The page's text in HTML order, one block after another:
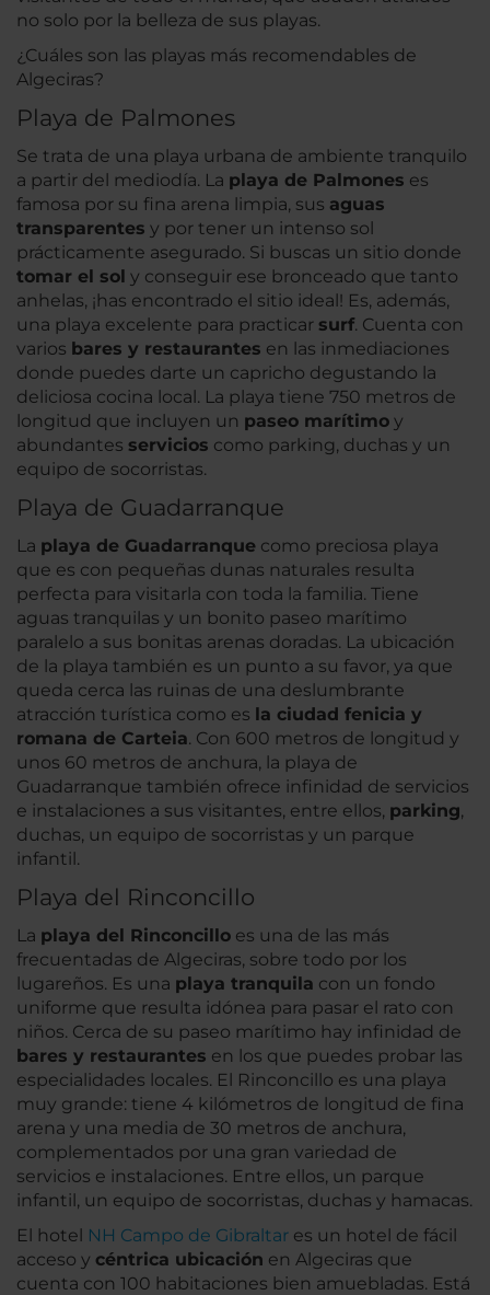
no solo por la belleza de sus playas.
¿Cuáles son las playas más recomendables de
Algeciras?
Playa de Palmones
Se trata de una playa urbana de ambiente tranquilo
a partir del mediodía. La playa de Palmones es
famosa por su fina arena limpia, sus aguas
transparentes y por tener un intenso sol
prácticamente asegurado. Si buscas un sitio donde
tomar el sol y conseguir ese bronceado que tanto
anhelas, ¡has encontrado el sitio ideal! Es, además,
una playa excelente para practicar surf. Cuenta con
varios bares y restaurantes en las inmediaciones
donde puedes darte un capricho degustando la
deliciosa cocina local. La playa tiene 750 metros de
longitud que incluyen un paseo marítimo y
abundantes servicios como parking, duchas y un
equipo de socorristas.
Playa de Guadarranque
La playa de Guadarranque como preciosa playa
que es con pequeñas dunas naturales resulta
perfecta para visitarla con toda la familia. Tiene
aguas tranquilas y un bonito paseo marítimo
paralelo a sus bonitas arenas doradas. La ubicación
de la playa también es un punto a su favor, ya que
queda cerca las ruinas de una deslumbrante
atracción turística como es la ciudad fenicia y
romana de Carteia. Con 600 metros de longitud y
unos 60 metros de anchura, la playa de
Guadarranque también ofrece infinidad de servicios
e instalaciones a sus visitantes, entre ellos, parking,
duchas, un equipo de socorristas y un parque
infantil.
Playa del Rinconcillo
La playa del Rinconcillo es una de las más
frecuentadas de Algeciras, sobre todo por los
lugareños. Es una playa tranquila con un fondo
uniforme que resulta idónea para pasar el rato con
niños. Cerca de su paseo marítimo hay infinidad de
bares y restaurantes en los que puedes probar las
especialidades locales. El Rinconcillo es una playa
muy grande: tiene 4 kilómetros de longitud de fina
arena y una media de 30 metros de anchura,
complementados por una gran variedad de
servicios e instalaciones. Entre ellos, un parque
infantil, un equipo de socorristas, duchas y hamacas.
El hotel NH Campo de Gibraltar es un hotel de fácil
acceso y céntrica ubicación en Algeciras que
cuenta con 100 habitaciones bien amuebladas. Está